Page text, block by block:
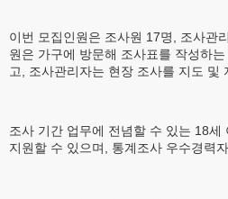
이번 모집인원은 조사원 17명, 조사관
원은 가구에 방문해 조사표를 작성하
고, 조사관리자는 현장 조사를 지도 및
조사 기간 업무에 전념할 수 있는 18세
지원할 수 있으며, 통계조사 우수경력